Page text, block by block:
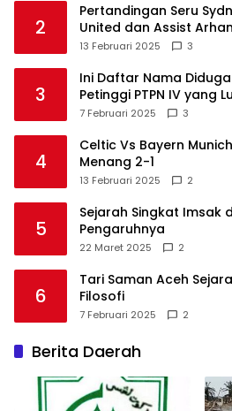
2
Pertandingan Seru
United dan Assist Arhan
13 Februari 2025 3
3
Ini Daftar Nama
Petinggi PTPN IV yang
7 Februari 2025 3
4
Celtic Vs Bayern
Menang 2-1
13 Februari 2025 2
5
Sejarah Singkat Imsak
Pengaruhnya
22 Maret 2025 2
6
Tari Saman Aceh
Filosofi
7 Februari 2025 2
Berita Daerah